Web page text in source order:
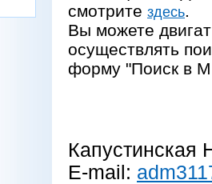
смотрите здесь.
Вы можете
осуществлять
форму "Поиск в
Капустинская
E-mail: